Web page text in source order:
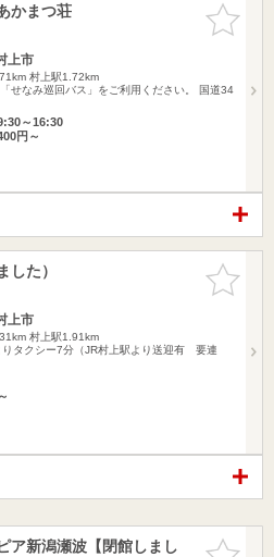
お気に入
りに追加
かまつ荘
上市
村上駅1.72km
せなみ巡回バス」をご利用ください。 国道34
～16:30
円～
お気に入
りに追加
した）
上市
村上駅1.91km
りタクシー7分（JR村上駅より送迎有 要連
お気に入
新潟瀬波【閉館しまし